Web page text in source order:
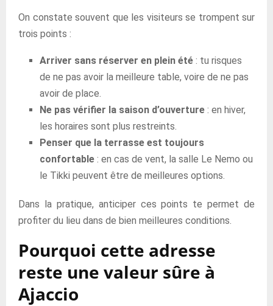
On constate souvent que les visiteurs se trompent sur
trois points :
Arriver sans réserver en plein été : tu risques
de ne pas avoir la meilleure table, voire de ne pas
avoir de place.
Ne pas vérifier la saison d’ouverture : en hiver,
les horaires sont plus restreints.
Penser que la terrasse est toujours
confortable : en cas de vent, la salle Le Nemo ou
le Tikki peuvent être de meilleures options.
Dans la pratique, anticiper ces points te permet de
profiter du lieu dans de bien meilleures conditions.
Pourquoi cette adresse
reste une valeur sûre à
Ajaccio